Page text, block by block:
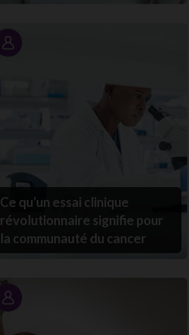
Portrait
Ce qu’un essai clinique
révolutionnaire signifie pour
la communauté du cancer
Portrait